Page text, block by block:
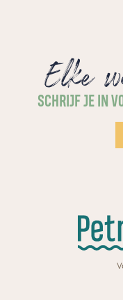
Elke
SCHRIJF JE IN